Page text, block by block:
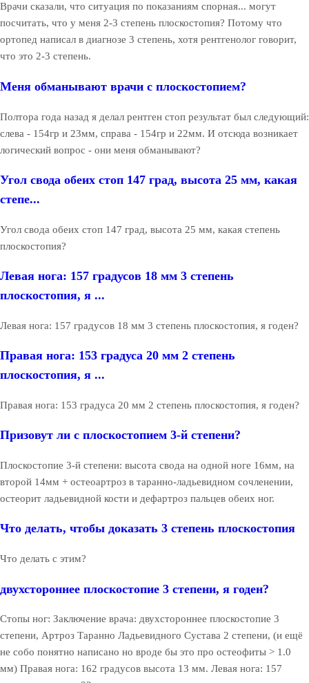
Врачи сказали, что ситуация по показаниям спорная... могут
посчитать, что у меня 2-3 степень плоскостопия? Потому что
ортопед написал в диагнозе 3 степень, хотя рентгенолог говорит,
что это 2-3 степень.
Меня обманывают врачи с плоскостопием?
Полтора года назад я делал рентген стоп результат был следующий:
слева - 154гр и 23мм, справа - 154гр и 22мм. И отсюда возникает
логический вопрос - они меня обманывают?
Угол свода обеих стоп 147 град, высота 25 мм, какая
степе...
Угол свода обеих стоп 147 град, высота 25 мм, какая степень
плоскостопия?
Левая нога: 157 градусов 18 мм 3 степень
плоскостопия, я ...
Левая нога: 157 градусов 18 мм 3 степень плоскостопия, я годен?
Правая нога: 153 градуса 20 мм 2 степень
плоскостопия, я ...
Правая нога: 153 градуса 20 мм 2 степень плоскостопия, я годен?
Призовут ли с плоскостопием 3-й степени?
Плоскостопие 3-й степени: высота свода на одной ноге 16мм, на
второй 14мм + остеоартроз в таранно-ладьевидном сочленении,
остеорит ладьевидной кости и дефартроз пальцев обеих ног.
Что делать, чтобы доказать 3 степень плоскостопия
Что делать с этим?
двухстороннее плоскостопие 3 степени, я годен?
Стопы ног: Заключение врача: двухстороннее плоскостопие 3
степени, Артроз Таранно Ладьевидного Сустава 2 степени, (и ещё
не собо понятно написано но вроде бы это про остеофиты > 1.0
мм) Правая нога: 162 градусов высота 13 мм. Левая нога: 157